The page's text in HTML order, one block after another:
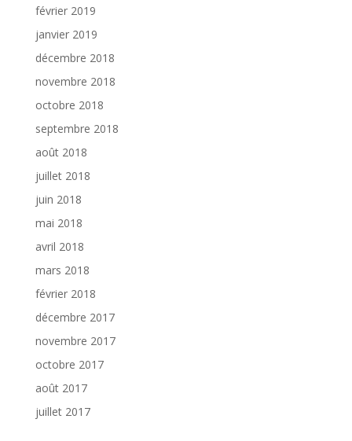
février 2019
janvier 2019
décembre 2018
novembre 2018
octobre 2018
septembre 2018
août 2018
juillet 2018
juin 2018
mai 2018
avril 2018
mars 2018
février 2018
décembre 2017
novembre 2017
octobre 2017
août 2017
juillet 2017